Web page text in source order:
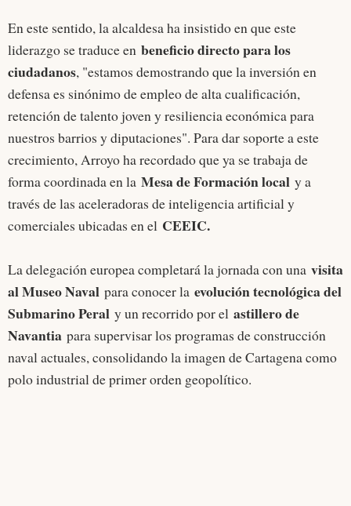
En este sentido, la alcaldesa ha insistido en que este
liderazgo se traduce en beneficio directo para los
ciudadanos, "estamos demostrando que la inversión en
defensa es sinónimo de empleo de alta cualificación,
retención de talento joven y resiliencia económica para
nuestros barrios y diputaciones". Para dar soporte a este
crecimiento, Arroyo ha recordado que ya se trabaja de
forma coordinada en la Mesa de Formación local y a
través de las aceleradoras de inteligencia artificial y
comerciales ubicadas en el CEEIC.
La delegación europea completará la jornada con una visita
al Museo Naval para conocer la evolución tecnológica del
Submarino Peral y un recorrido por el astillero de
Navantia para supervisar los programas de construcción
naval actuales, consolidando la imagen de Cartagena como
polo industrial de primer orden geopolítico.